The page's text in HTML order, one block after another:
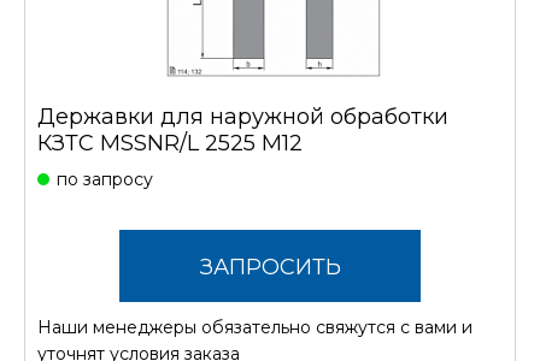
Державки для наружной обработки
КЗТС MSSNR/L 2525 M12
по запросу
ЗАПРОСИТЬ
СТОИМОСТЬ
Наши менеджеры обязательно свяжутся с вами и
уточнят условия заказа